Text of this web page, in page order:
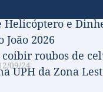
de Jilmar Tatto
Helicóptero e
João 2026
roubos de
UPH da Zona
09/24